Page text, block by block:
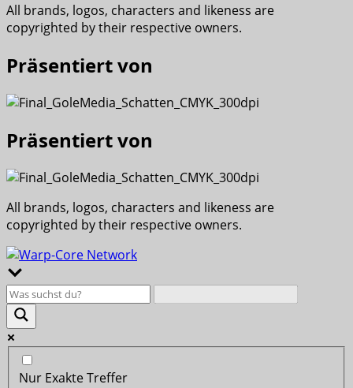
All brands, logos, characters and likeness are
copyrighted by their respective owners.
Präsentiert von
Präsentiert von
All brands, logos, characters and likeness are
copyrighted by their respective owners.
Nur Exakte Treffer